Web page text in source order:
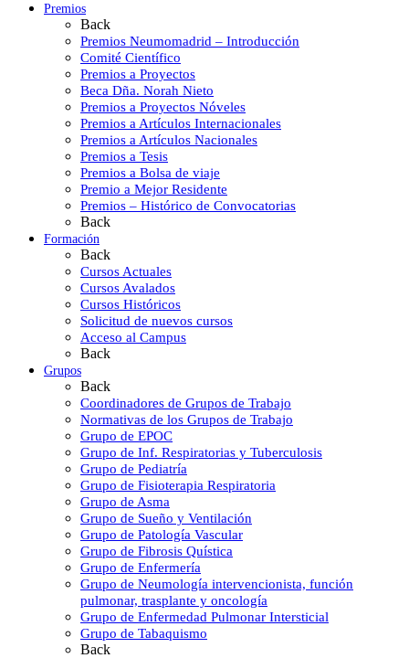
Premios
Back
Premios Neumomadrid – Introducción
Comité Científico
Premios a Proyectos
Beca Dña. Norah Nieto
Premios a Proyectos Nóveles
Premios a Artículos Internacionales
Premios a Artículos Nacionales
Premios a Tesis
Premios a Bolsa de viaje
Premio a Mejor Residente
Premios – Histórico de Convocatorias
Back
Formación
Back
Cursos Actuales
Cursos Avalados
Cursos Históricos
Solicitud de nuevos cursos
Acceso al Campus
Back
Grupos
Back
Coordinadores de Grupos de Trabajo
Normativas de los Grupos de Trabajo
Grupo de EPOC
Grupo de Inf. Respiratorias y Tuberculosis
Grupo de Pediatría
Grupo de Fisioterapia Respiratoria
Grupo de Asma
Grupo de Sueño y Ventilación
Grupo de Patología Vascular
Grupo de Fibrosis Quística
Grupo de Enfermería
Grupo de Neumología intervencionista, función
pulmonar, trasplante y oncología
Grupo de Enfermedad Pulmonar Intersticial
Grupo de Tabaquismo
Back